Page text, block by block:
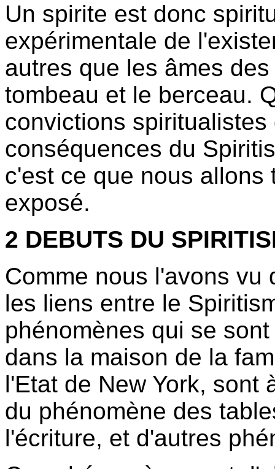
Un spirite est donc
expérimentale de
autres que les âmes
tombeau et le berceau.
convictions
conséquences du
c'est ce que nous
exposé.
2 DEBUTS DU
Comme nous l'avons vu
les liens entre le
phénomènes qui se
dans la maison de la
l'Etat de New York, sont
du phénomène des
l'écriture, et d'autres